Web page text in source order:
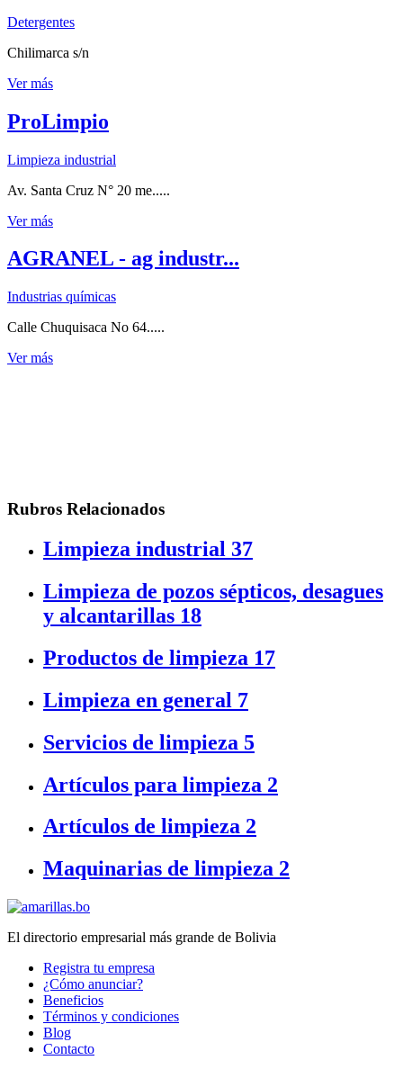
Detergentes
Chilimarca s/n
Ver más
ProLimpio
Limpieza industrial
Av. Santa Cruz N° 20 me.....
Ver más
AGRANEL - ag industr...
Industrias químicas
Calle Chuquisaca No 64.....
Ver más
Rubros Relacionados
Limpieza industrial 37
Limpieza de pozos sépticos, desagues
y alcantarillas 18
Productos de limpieza 17
Limpieza en general 7
Servicios de limpieza 5
Artículos para limpieza 2
Artículos de limpieza 2
Maquinarias de limpieza 2
El directorio empresarial más grande de Bolivia
Registra tu empresa
¿Cómo anunciar?
Beneficios
Términos y condiciones
Blog
Contacto